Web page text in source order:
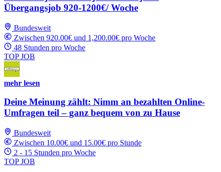
Übergangsjob 920-1200€/ Woche
Bundesweit
Zwischen 920.00€ und 1,200.00€ pro Woche
48 Stunden pro Woche
TOP JOB
mehr lesen
Deine Meinung zählt: Nimm an bezahlten Online-
Umfragen teil – ganz bequem von zu Hause
Bundesweit
Zwischen 10.00€ und 15.00€ pro Stunde
2 - 15 Stunden pro Woche
TOP JOB